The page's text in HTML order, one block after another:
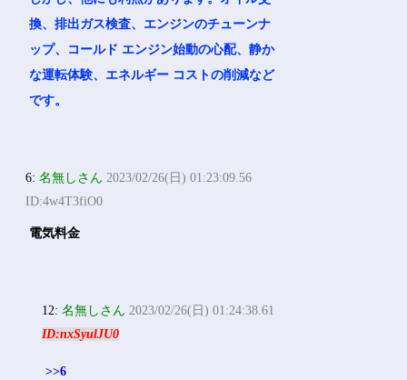
換、排出ガス検査、エンジンのチューンナ
ップ、コールド エンジン始動の心配、静か
な運転体験、エネルギー コストの削減など
です。
6:名無しさん 2023/02/26(日) 01:23:09.56
ID:4w4T3fiO0
電気料金
12:名無しさん 2023/02/26(日) 01:24:38.61
ID:nxSyulJU0
>>6